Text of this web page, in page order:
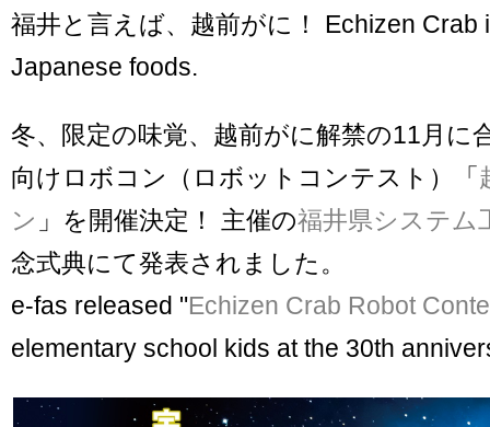
福井と言えば、越前がに！ Echizen Crab
Japanese foods.
冬、限定の味覚、越前がに解禁の11月に
向けロボコン（ロボットコンテスト）「
ン 」を開催決定！ 主催の福井県システム
念式典にて発表されました。
e-fas released "Echizen Crab Robot
elementary school kids at the 30th